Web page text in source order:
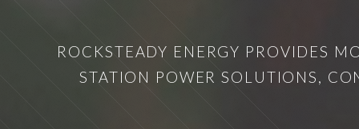
ROCKSTEADY ENERGY PROVIDES
STATION POWER SOLUTIONS,